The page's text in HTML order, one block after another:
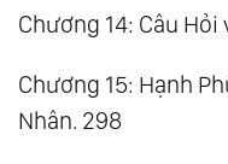
Chương 14: Câu Hỏi
Chương 15: Hạnh
Nhân. 298